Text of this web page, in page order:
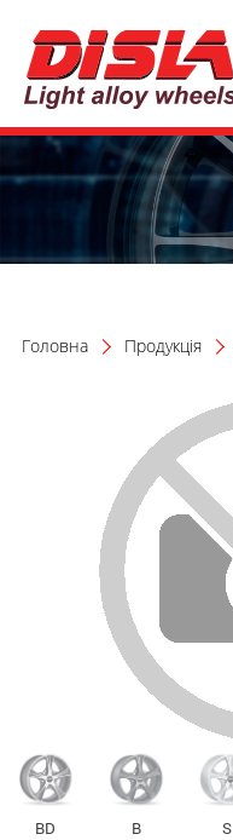
Головна Продукція
BD B S